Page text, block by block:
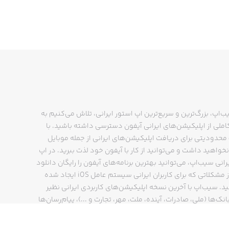
بزرگ‌ترین و سریع‌ترین اپ استور ایرانی، تلاش می‌کنیم به
از اپلیکیشن‌های ایرانی آیفون دسترسی داشته باشید. با
برای دریافت اپلیکیشن‌های ایرانی از جمله موبایل
داشت و می‌توانید از کار با آیفون خود لذت ببرید. در اپ
سیب‌اپ، می‌توانید بهترین برنامه‌های آیفون را رایگان دانلود
کنید و از مشکلاتی که برای کاربران ایرانی سیستم عامل iOS ایجاد شده
سیب‌اپ با آخرین نسخه اپلیکیشن‌های کاربردی ایرانی نظیر
(ملی، صادرات، آینده، ملت، مهر، تجارت و ...)، پیام‌رسان‌ها